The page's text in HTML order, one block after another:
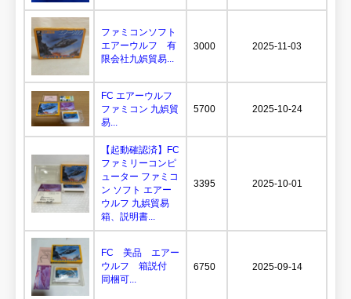
ファミコンソフト
エアーウルフ 有
限会社九娯貿易...
3000 2025-11-03
FC エアーウルフ
ファミコン 九娯貿
易...
5700 2025-10-24
【起動確認済】FC
ファミリーコンピ
ューター ファミコ
ン ソフト エアー
ウルフ 九娯貿易
箱、説明書...
3395 2025-10-01
FC 美品 エアー
ウルフ 箱説付
同梱可...
6750 2025-09-14